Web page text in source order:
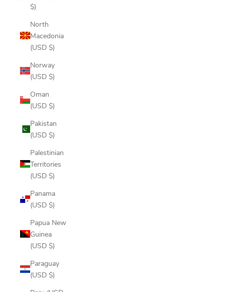
$)
North
Macedonia
(USD $)
Norway
(USD $)
Oman
(USD $)
Pakistan
(USD $)
Palestinian
Territories
(USD $)
Panama
(USD $)
Papua New
Guinea
(USD $)
Paraguay
(USD $)